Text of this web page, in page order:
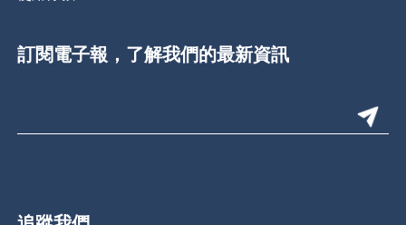
訂閱電子報，了解我們的最新資訊